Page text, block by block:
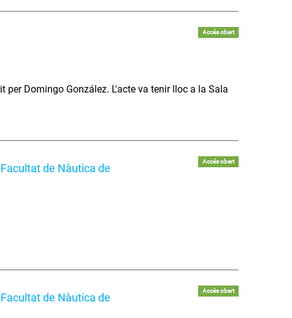
Accés obert
per Domingo González. L'acte va tenir lloc a la Sala
de Nàutica de
Accés obert
de Nàutica de
Accés obert